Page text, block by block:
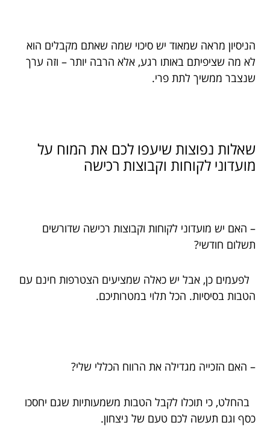
הניסיון מראה שמאוד יש סיכוי שמה שאתם מקבלים הוא
לא מה שציפיתם באותו רגע, אלא הרבה יותר – וזה ערך
שנצבר ממשיך לתת פרי.
שאלות נפוצות שיעפו לכם את המוח על
מועדוני לקוחות וקבוצות רכישה
– האם יש מועדוני לקוחות וקבוצות רכישה שדורשים
תשלום חודשי?
לפעמים כן, אבל יש כאלה שמציעים הצטרפות חינם עם
הטבות בסיסיות. הכל תלוי במטרותיכם.
– האם הזכייה מגדילה את הרווח הכללי שלי?
בהחלט, כי תוכלו לקבל הטבות משמעותיות שגם יחסכו
כסף וגם תעשה לכם טעם של ניצחון.